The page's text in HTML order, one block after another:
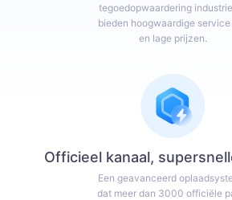
tegoedopwaardering
bieden hoogwaardige
en lage prijzen.
Officieel kanaal,
Een geavanceerd
dat meer dan 3000 officiële